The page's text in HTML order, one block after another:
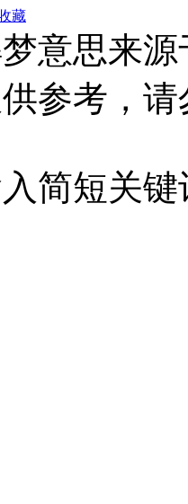
藏
意思来
参考，
简短关键